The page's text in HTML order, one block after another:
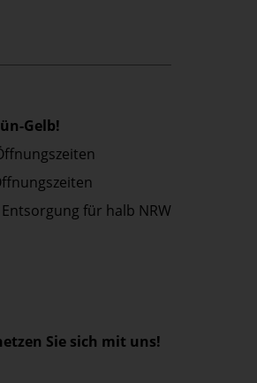
Gelb!
für halb NRW
Sie sich mit uns!